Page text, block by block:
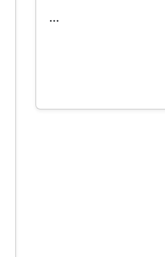
…